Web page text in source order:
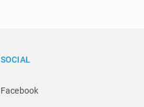
SOCIAL
Facebook